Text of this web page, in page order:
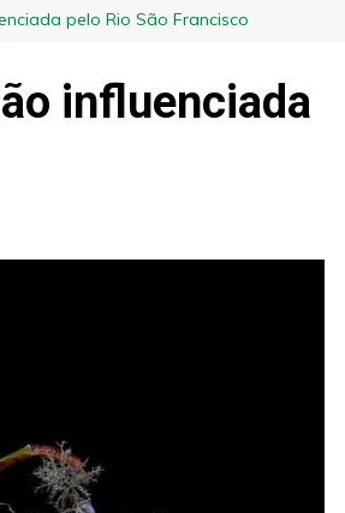
pelo Rio São Francisco
influenciada